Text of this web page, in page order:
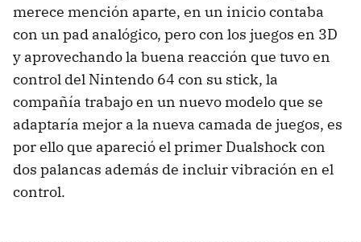
merece mención aparte, en un inicio contaba
con un pad analógico, pero con los juegos en 3D
y aprovechando la buena reacción que tuvo en
control del Nintendo 64 con su stick, la
compañía trabajo en un nuevo modelo que se
adaptaría mejor a la nueva camada de juegos, es
por ello que apareció el primer Dualshock con
dos palancas además de incluir vibración en el
control.